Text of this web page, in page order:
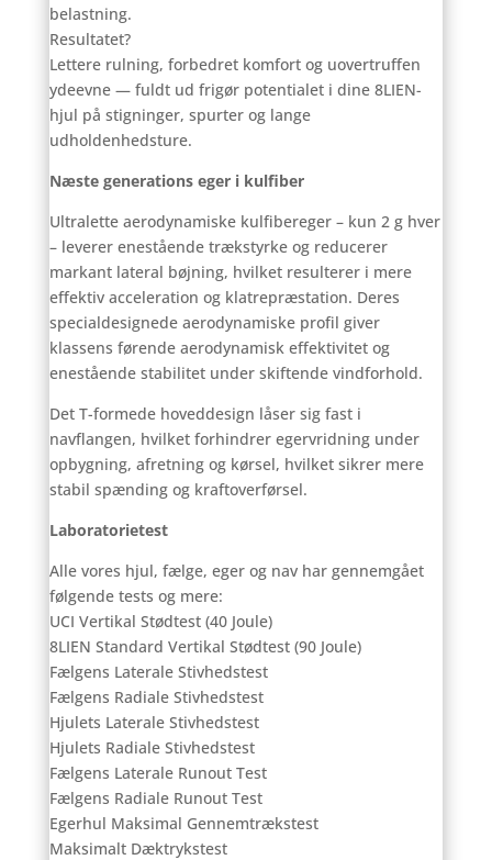
belastning.
Resultatet?
Lettere rulning, forbedret komfort og uovertruffen
ydeevne — fuldt ud frigør potentialet i dine 8LIEN-
hjul på stigninger, spurter og lange
udholdenhedsture.
Næste generations eger i kulfiber
Ultralette aerodynamiske kulfibereger – kun 2 g hver
– leverer enestående trækstyrke og reducerer
markant lateral bøjning, hvilket resulterer i mere
effektiv acceleration og klatrepræstation. Deres
specialdesignede aerodynamiske profil giver
klassens førende aerodynamisk effektivitet og
enestående stabilitet under skiftende vindforhold.
Det T-formede hoveddesign låser sig fast i
navflangen, hvilket forhindrer egervridning under
opbygning, afretning og kørsel, hvilket sikrer mere
stabil spænding og kraftoverførsel.
Laboratorietest
Alle vores hjul, fælge, eger og nav har gennemgået
følgende tests og mere:
UCI Vertikal Stødtest (40 Joule)
8LIEN Standard Vertikal Stødtest (90 Joule)
Fælgens Laterale Stivhedstest
Fælgens Radiale Stivhedstest
Hjulets Laterale Stivhedstest
Hjulets Radiale Stivhedstest
Fælgens Laterale Runout Test
Fælgens Radiale Runout Test
Egerhul Maksimal Gennemtrækstest
Maksimalt Dæktrykstest